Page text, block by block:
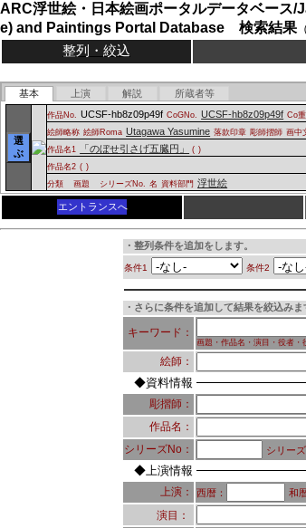
ARC浮世絵・日本絵画ポータルデータベース
e) and Paintings Portal Database 検索結果
整列・絞込
基本 上演 解説 所蔵者等
選
ぶ
作品No. UCSF-hb8z09p49f CoGNo. UCSF-hb8z09p49f Co
絵師略称 絵師Roma Utagawa Yasumine 落款印章 彫師摺師 画中
作品名1
「のぼせ引さげ五臓円」 ( )
作品名2 ( )
分類
画題 シリーズNo. 名 資料部門 浮世絵
エントランスへ
・整列条件を追加をします。
条件1 条件2
・さらに条件を追加して結果を絞込みま
キーワード：
画題・作品名・演目・役者・
絵師：
◆資料情報
彫摺師：
作品名：
シリーズNo： シリーズ
◆上演情報
上演： 西暦： 和
演目：